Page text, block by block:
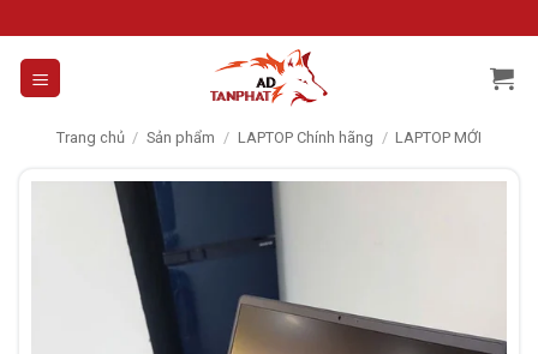
to
content
Trang chủ / Sản phẩm / LAPTOP Chính hãng / LAPTOP MỚI